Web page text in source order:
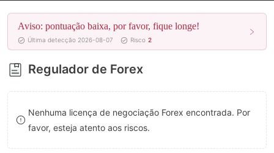
4
5
6
7
8
9
7
8
9
5
6
7
8
9
Aviso: pontuação baixa, por favor, fique longe!
Última detecção 2026-08-07 Risco 2
Regulador de Forex
Nenhuma licença de negociação Forex encontrada. Por
favor, esteja atento aos riscos.